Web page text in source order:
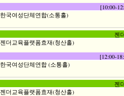
[10:00-
한국여성단체연합(소통홀)
젠
젠더교육플랫폼효재(청산홀)
[12:00-
한국여성단체연합 (소통홀)
젠
젠더교육플랫폼효재(청산홀)